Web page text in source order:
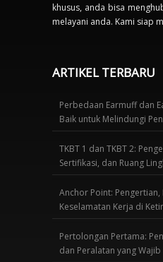
khusus, anda bisa
melayani anda. Kami siap
ARTIKEL TERBARU
Perbedaan Earmuff dan
Baik untuk Melindungi
TKBT 1 dan TKBT 2:
Sertifikasi, dan Ruang
Anchor Point: Pengertian,
Keselamatan Kerja di
Pertolongan Pertama:
dan Peralatan yang